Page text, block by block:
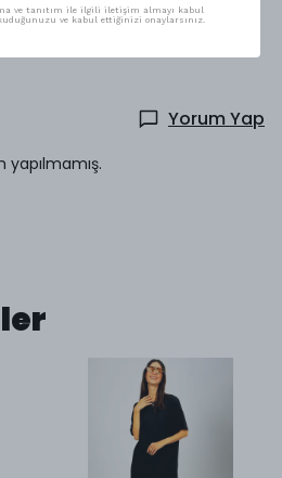
Yorum Yap
ve tanıtım ile ilgili iletişim almayı kabul
ve kabul ettiğinizi onaylarsınız.